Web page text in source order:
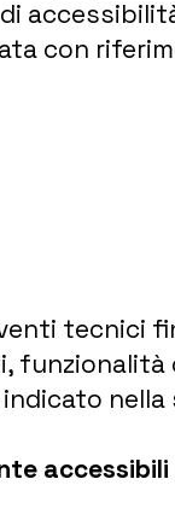
con
tecnici
accessibili